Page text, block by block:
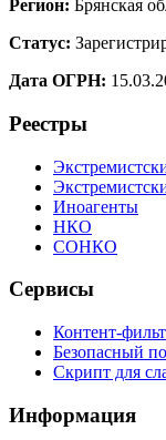
Регион: Брянская
Статус:
Дата ОГРН:
Реестры
Иноагенты
НКО
СОНКО
Сервисы
Контент-
Безопасный
Скрипт для
Информация